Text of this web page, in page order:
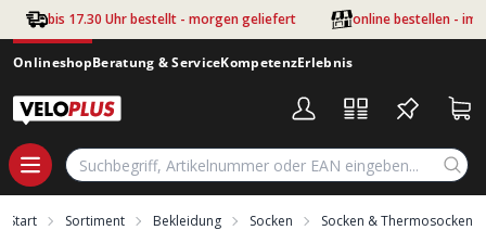
Zum Hauptinhalt springen
bis 17.30 Uhr bestellt - morgen geliefert online bestellen - im
OnlineshopBeratung & ServiceKompetenzErlebnis
Start Sortiment Bekleidung Socken Socken & Thermosocken